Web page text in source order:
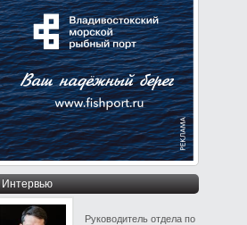
Интервью
Руководитель отдела по